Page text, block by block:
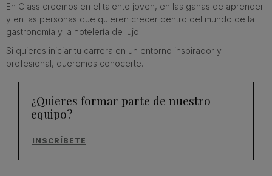
En Glass creemos en el talento joven, en las ganas de aprender
y en las personas que quieren crecer dentro del mundo de la
gastronomía y la hotelería de lujo.
Si quieres iniciar tu carrera en un entorno inspirador y
profesional, queremos conocerte.
¿Quieres formar parte de nuestro
equipo?
INSCRÍBETE